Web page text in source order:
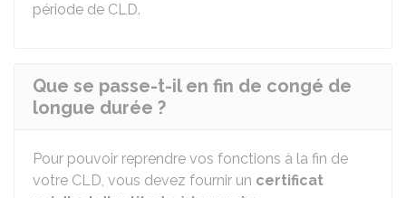
période de CLD.
Que se passe-t-il en fin de congé de
longue durée ?
Pour pouvoir reprendre vos fonctions à la fin de
votre CLD, vous devez fournir un certificat